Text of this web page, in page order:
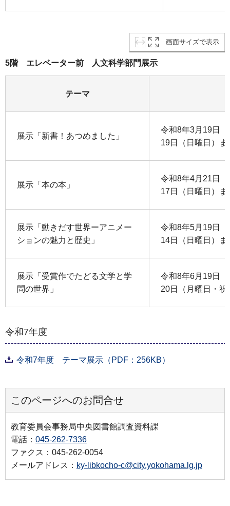
画面サイズで表示
5階 エレベーター前 人文科学部門展示
テーマ
展示「新書！あつめました」
令和8年3月19日
19日（日曜日）ま
展示「本の本」
令和8年4月21日
17日（日曜日）ま
展示「動きだす世界ーアニメー
ションの魅力と歴史」
令和8年5月19日
14日（日曜日）ま
展示「受賞作でたどる文学と学
問の世界」
令和8年6月19日
20日（月曜日・祝
令和7年度
令和7年度 テーマ展示（PDF：256KB）
このページへのお問合せ
教育委員会事務局中央図書館調査資料課
電話： 045-262-7336
ファクス：045-262-0054
メールアドレス： ky-libkocho-c@city.yokohama.lg.jp